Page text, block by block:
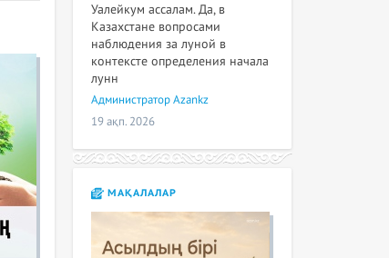
Уалейкум ассалам. Да, в
Казахстане вопросами
наблюдения за луной в
контексте определения начала
лунн
Администратор Azankz
19 ақп. 2026
МАҚАЛАЛАР